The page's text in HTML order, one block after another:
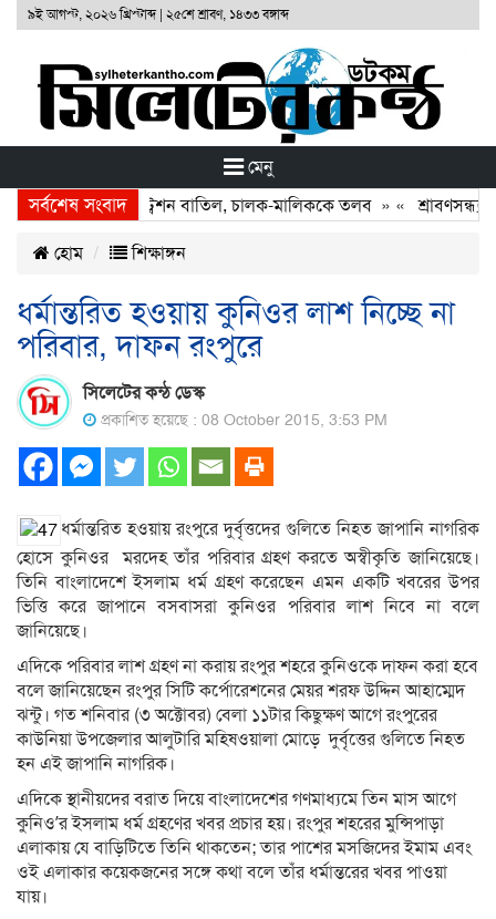
৯ই আগস্ট, ২০২৬ খ্রিস্টাব্দ| ২৫শে শ্রাবণ, ১৪৩৩ বঙ্গাব্দ
মেনু
সর্বশেষ সংবাদ
দুই বাসের রেজিস্ট্রেশন বাতিল, চালক-মালিককে তলব» «
হোম শিক্ষাঙ্গন
ধর্মান্তরিত হওয়ায় কুনিওর লাশ নিচ্ছে না
পরিবার, দাফন রংপুরে
সিলেটের কন্ঠ ডেস্ক
প্রকাশিত হয়েছে : 08 October 2015, 3:53 PM
ধর্মান্তরিত হওয়ায় রংপুরে দুর্বৃত্তদের গুলিতে নিহত জাপানি নাগরিক
হোসে কুনিওর মরদেহ তাঁর পরিবার গ্রহণ করতে অস্বীকৃতি জানিয়েছে।
তিনি বাংলাদেশে ইসলাম ধর্ম গ্রহণ করেছেন এমন একটি খবরের উপর
ভিত্তি করে জাপানে বসবাসরা কুনিওর পরিবার লাশ নিবে না বলে
জানিয়েছে।
এদিকে পরিবার লাশ গ্রহণ না করায় রংপুর শহরে কুনিওকে দাফন করা হবে
বলে জানিয়েছেন রংপুর সিটি কর্পোরেশনের মেয়র শরফ উদ্দিন আহাম্মেদ
ঝন্টু। গত শনিবার (৩ অক্টোবর) বেলা ১১টার কিছুক্ষণ আগে রংপুরের
কাউনিয়া উপজেলার আলুটারি মহিষওয়ালা মোড়ে দুর্বৃত্তের গুলিতে নিহত
হন এই জাপানি নাগরিক।
এদিকে স্থানীয়দের বরাত দিয়ে বাংলাদেশের গণমাধ্যমে তিন মাস আগে
কুনিও’র ইসলাম ধর্ম গ্রহণের খবর প্রচার হয়। রংপুর শহরের মুন্সিপাড়া
এলাকায় যে বাড়িটিতে তিনি থাকতেন; তার পাশের মসজিদের ইমাম এবং
ওই এলাকার কয়েকজনের সঙ্গে কথা বলে তাঁর ধর্মান্তরের খবর পাওয়া
যায়।